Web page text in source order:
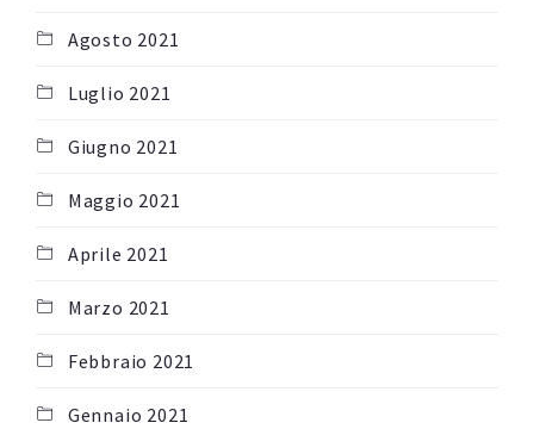
Agosto 2021
Luglio 2021
Giugno 2021
Maggio 2021
Aprile 2021
Marzo 2021
Febbraio 2021
Gennaio 2021